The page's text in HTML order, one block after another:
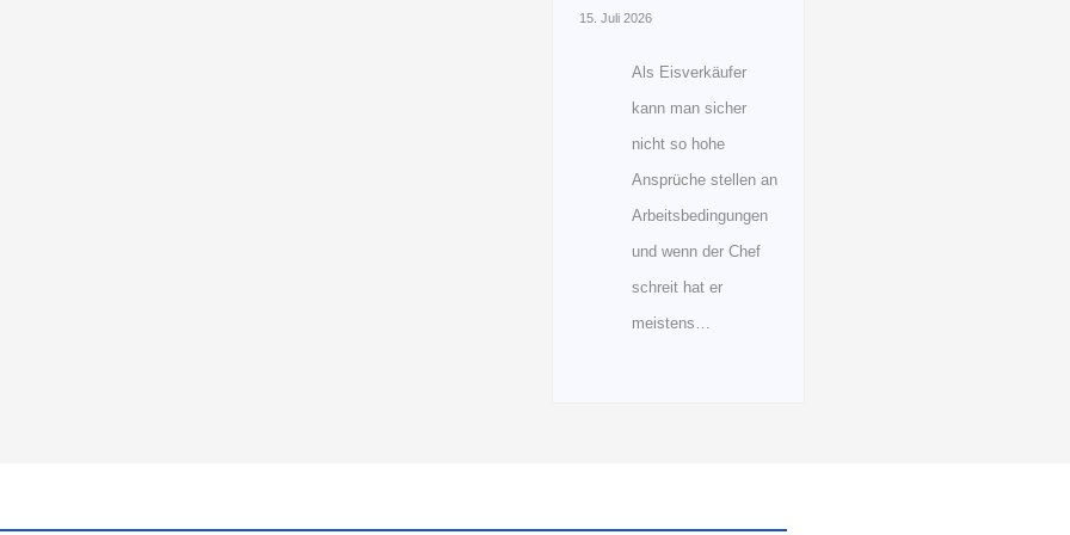
15. Juli 2026
Als Eisverkäufer
kann man sicher
nicht so hohe
Ansprüche stellen an
Arbeitsbedingungen
und wenn der Chef
schreit hat er
meistens…